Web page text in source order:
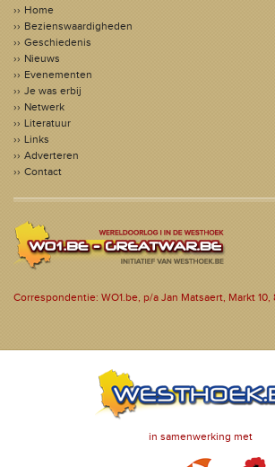
Home
Bezienswaardigheden
Geschiedenis
Nieuws
Evenementen
Je was erbij
Netwerk
Literatuur
Links
Adverteren
Contact
Correspondentie: WO1.be, p/a Jan Matsaert, Markt 10,
in samenwerking met